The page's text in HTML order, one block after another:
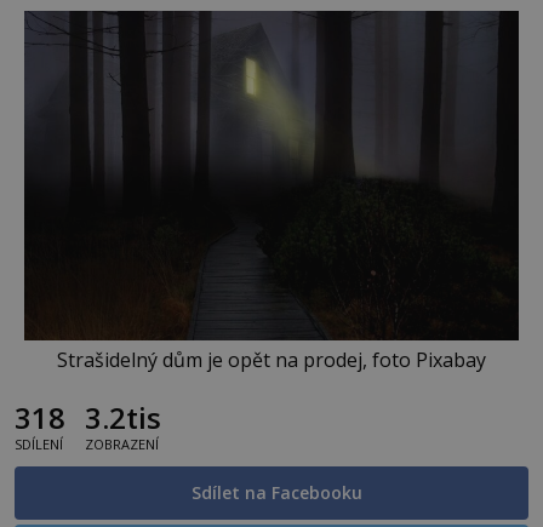
Strašidelný dům je opět na prodej, foto Pixabay
318
SDÍLENÍ
3.2tis
ZOBRAZENÍ
Sdílet na Facebooku